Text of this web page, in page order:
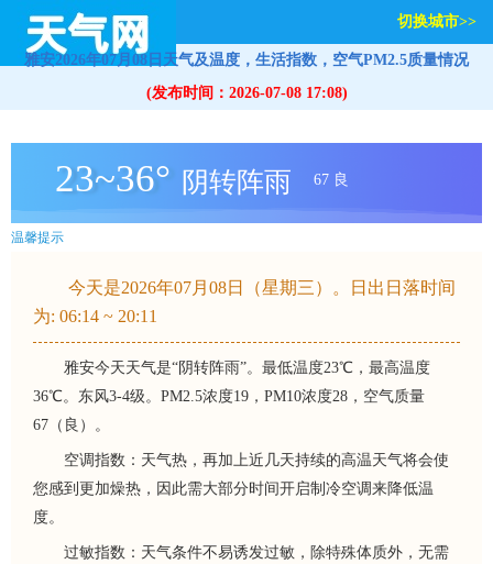
切换城市>>
雅安2026年07月08日天气及温度，生活指数，空气PM2.5质量情况
(发布时间：2026-07-08 17:08)
23~36° 阴转阵雨 67 良
温馨提示
今天是2026年07月08日（星期三）。日出日落时间
为: 06:14 ~ 20:11
雅安今天天气是“阴转阵雨”。最低温度23℃，最高温度
36℃。东风3-4级。PM2.5浓度19，PM10浓度28，空气质量
67（良）。
空调指数：天气热，再加上近几天持续的高温天气将会使
您感到更加燥热，因此需大部分时间开启制冷空调来降低温
度。
过敏指数：天气条件不易诱发过敏，除特殊体质外，无需